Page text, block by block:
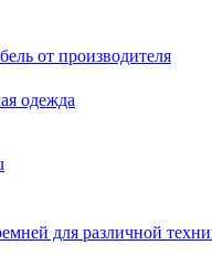
от производителя
одежда
для различной